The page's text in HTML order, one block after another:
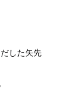
した矢先